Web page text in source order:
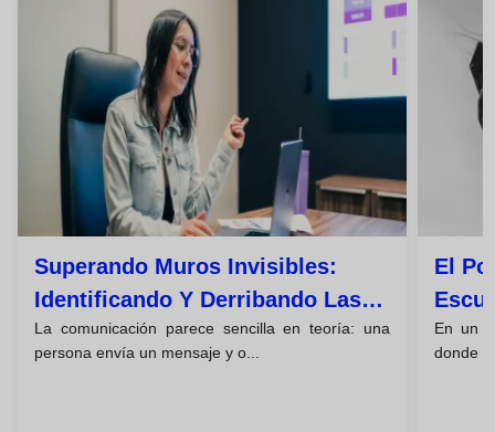
Superando Muros Invisibles:
Identificando Y Derribando Las
Barreras De La Comunicación
La comunicación parece sencilla en teoría: una
persona envía un mensaje y o...
El
La
En un
donde